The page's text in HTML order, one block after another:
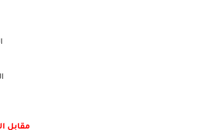
مقابل